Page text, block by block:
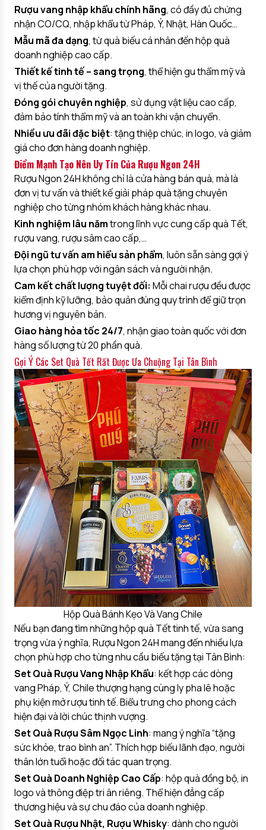
Rượu vang nhập khẩu chính hãng, có đầy đủ chứng
nhận CO/CQ, nhập khẩu từ Pháp, Ý, Nhật, Hàn Quốc…
Mẫu mã đa dạng, từ quà biếu cá nhân đến hộp quà
doanh nghiệp cao cấp.
Thiết kế tinh tế – sang trọng, thể hiện gu thẩm mỹ và
vị thế của người tặng.
Đóng gói chuyên nghiệp, sử dụng vật liệu cao cấp,
đảm bảo tính thẩm mỹ và an toàn khi vận chuyển.
Nhiều ưu đãi đặc biệt: tặng thiệp chúc, in logo, và giảm
giá cho đơn hàng doanh nghiệp.
Điểm Mạnh Tạo Nên Uy Tín Của Rượu Ngon 24H
Rượu Ngon 24H không chỉ là cửa hàng bán quà, mà là
đơn vị tư vấn và thiết kế giải pháp quà tặng chuyên
nghiệp cho từng nhóm khách hàng khác nhau.
Kinh nghiệm lâu nămtrong lĩnh vực cung cấp quà Tết,
rượu vang, rượu sâm cao cấp,…
Đội ngũ tư vấn am hiểu sản phẩm, luôn sẵn sàng gợi ý
lựa chọn phù hợp với ngân sách và người nhận.
Cam kết chất lượng tuyệt đối: Mỗi chai rượu đều được
kiểm định kỹ lưỡng, bảo quản đúng quy trình để giữ trọn
hương vị nguyên bản.
Giao hàng hỏa tốc 24/7, nhận giao toàn quốc với đơn
hàng số lượng từ 20 phần quà.
Gợi Ý Các Set Quà Tết Rất Được Ưa Chuộng Tại Tân Bình
Hộp Quà Bánh Kẹo Và Vang Chile
Nếu bạn đang tìm những hộp quà Tết tinh tế, vừa sang
trọng vừa ý nghĩa, Rượu Ngon 24H mang đến nhiều lựa
chọn phù hợp cho từng nhu cầu biếu tặng tại Tân Bình:
Set Quà Rượu Vang Nhập Khẩu: kết hợp các dòng
vang Pháp, Ý, Chile thượng hạng cùng ly pha lê hoặc
phụ kiện mở rượu tinh tế. Biểu trưng cho phong cách
hiện đại và lời chúc thịnh vượng.
Set Quà Rượu Sâm Ngọc Linh: mang ý nghĩa “tặng
sức khỏe, trao bình an”. Thích hợp biếu lãnh đạo, người
thân lớn tuổi hoặc đối tác quan trọng.
Set Quà Doanh Nghiệp Cao Cấp: hộp quà đồng bộ, in
logo và thông điệp tri ân riêng. Thể hiện đẳng cấp
thương hiệu và sự chu đáo của doanh nghiệp.
Set Quà Rượu Nhật, Rượu Whisky: dành cho người